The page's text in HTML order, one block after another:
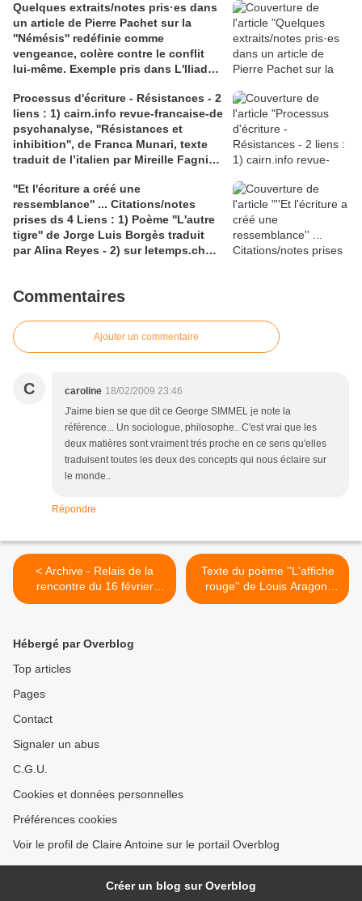
cairn .info, article de B. Sichère; 2)
persee.fr article ''Le sens du
poétique'' de Marie-Clotilde Roose 3)
numero.com Bill Viola, videaste (
1951-2024 )
Quelques extraits/notes pris·es dans
un article de Pierre Pachet sur la
''Némésis'' redéfinie comme
vengeance, colère contre le conflit
lui-même. Exemple pris dans L'Iliade,
et aussi ''la colère d'Achille'' 2 Liens
;1) cairn.info, article intégral de P.
Pachet; 2) Wikipedia illustration
Nemesis Getty Villa
Processus d'écriture - Résistances - 2
liens : 1) cairn.info revue-francaise-de
psychanalyse, ''Résistances et
inhibition'', de Franca Munari, texte
traduit de l’italien par Mireille Fagni;
Victor Haurens, la résistance de
l'écriture, pour Maurice Blanchot et
Coleridge
''Et l'écriture a créé une
ressemblance'' ... Citations/notes
prises ds 4 Liens : 1) Poème ''L'autre
tigre'' de Jorge Luis Borgès traduit
par Alina Reyes - 2) sur letemps.ch
illustration de Chang Hsien; 4)
trad. Mireille Fagni sur Les
''processus d'écriture et le processus
Commentaires
Ajouter un commentaire
C caroline 18/02/2009 23:46
J'aime bien se que dit ce George SIMMEL je note la
référence... Un sociologue, philosophe.. C'est vrai que les
deux matières sont vraiment trés proche en ce sens qu'elles
traduisent toutes les deux des concepts qui nous éclaire sur
le monde..
Répondre
< Archive - Relais de la
rencontre du 16 février
2024, à la librairie Autour
une rencontre autour du
livre de Stefania
WikiLeaks . 2 liens 1)
Texte du poème ''L'affiche
rouge'' de Louis Aragon,
chanté par Léo Ferré, suivi
Hébergé par Overblog
Top articles
Pages
Contact
Signaler un abus
C.G.U.
Cookies et données personnelles
Préférences cookies
Voir le profil de Claire Antoine sur le portail Overblog
Créer un blog sur Overblog